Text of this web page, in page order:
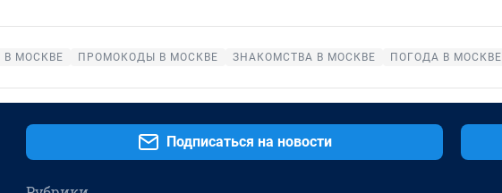
В МОСКВЕ ПРОМОКОДЫ В МОСКВЕ ЗНАКОМСТВА В МОСКВЕ ПОГОДА В МОСКВЕ
Подписаться на новости